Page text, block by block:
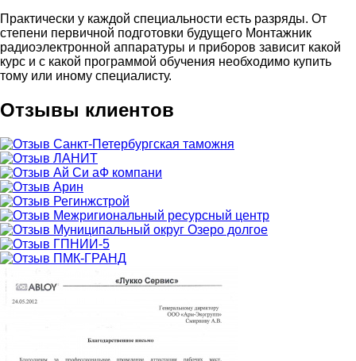
Практически у каждой специальности есть разряды. От
степени первичной подготовки будущего Монтажник
радиоэлектронной аппаратуры и приборов зависит какой
курс и с какой программой обучения необходимо купить
тому или иному специалисту.
Отзывы клиентов